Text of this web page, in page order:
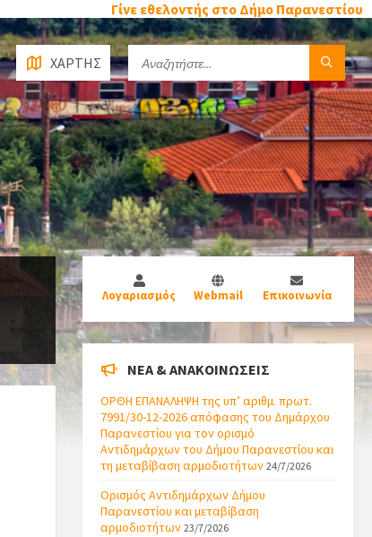
Γίνε εθελοντής στο Δήμο Παρανεστίου
ΧΑΡΤΗΣ
Λογαριασμός Webmail Επικοινωνία
NEA & ΑΝΑΚΟΙΝΩΣΕΙΣ
ΟΡΘΗ ΕΠΑΝΑΛΗΨΗ της υπ’ αριθμ. πρωτ.
7991/30-12-2026 απόφασης του Δημάρχου
Παρανεστίου για τον ορισμό
Αντιδημάρχων του Δήμου Παρανεστίου και
τη μεταβίβαση αρμοδιοτήτων 24/7/2026
Ορισμός Αντιδημάρχων Δήμου
Παρανεστίου και μεταβίβαση
αρμοδιοτήτων 23/7/2026